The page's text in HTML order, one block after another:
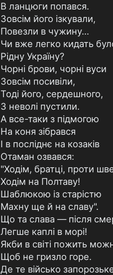
В ланцюги попався.
Зовсім його ізкували,
Повезли в чужину...
Чи вже легко кидать
Рідну Україну?
Чорні брови, чорні вуси
Зовсім посивіли,
Тоді його, сердешного,
З неволі пустили.
А все-таки з підмогою
На коня зібрався
І в посліднє на козаків
Отаман озвався:
"Ходім, братці, проти
Ходім на Полтаву!
Шаблюкою із старістю
Махну ще й на славу".
Що та слава — після
Легше каплі в морі!
Якби в світі пожить
Щоб не гризло горе.
Де те військо